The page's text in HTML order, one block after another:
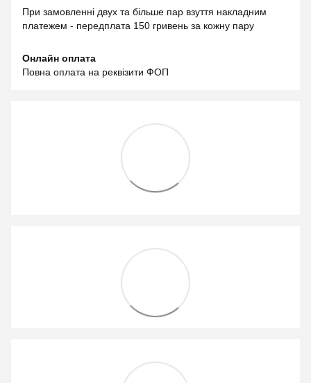
При замовленні двух та більше пар взуття накладним
платежем - передплата 150 гривень за кожну пару
Онлайн оплата
Повна оплата на реквізити ФОП